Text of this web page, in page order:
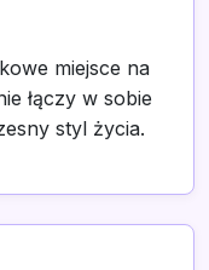
miejsce na
łączy w sobie
styl życia.